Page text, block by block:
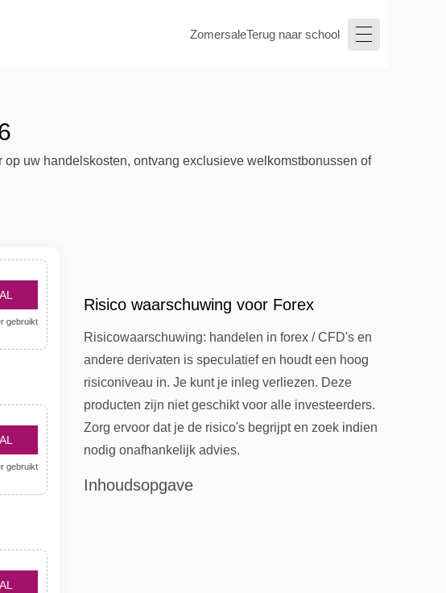
ZomersaleTerug naar school
uw handelskosten, ontvang exclusieve welkomstbonussen of
gebruikt
gebruikt
Risico waarschuwing voor Forex
Risicowaarschuwing: handelen in forex / CFD's en
andere derivaten is speculatief en houdt een hoog
risiconiveau in. Je kunt je inleg verliezen. Deze
producten zijn niet geschikt voor alle investeerders.
Zorg ervoor dat je de risico's begrijpt en zoek indien
nodig onafhankelijk advies.
Inhoudsopgave